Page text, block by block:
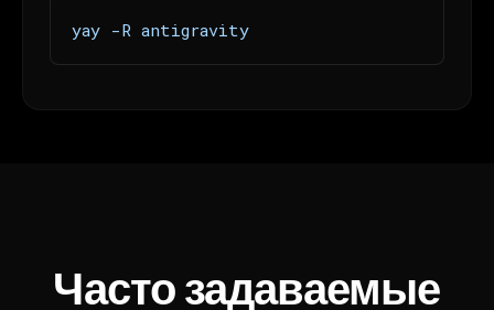
yay -R antigravity
Часто задаваемые